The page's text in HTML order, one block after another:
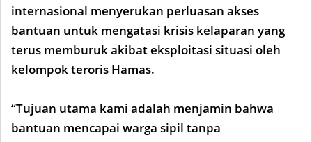
internasional menyerukan perluasan akses
bantuan untuk mengatasi krisis kelaparan yang
terus memburuk akibat eksploitasi situasi oleh
kelompok teroris Hamas.
“Tujuan utama kami adalah menjamin bahwa
bantuan mencapai warga sipil tanpa